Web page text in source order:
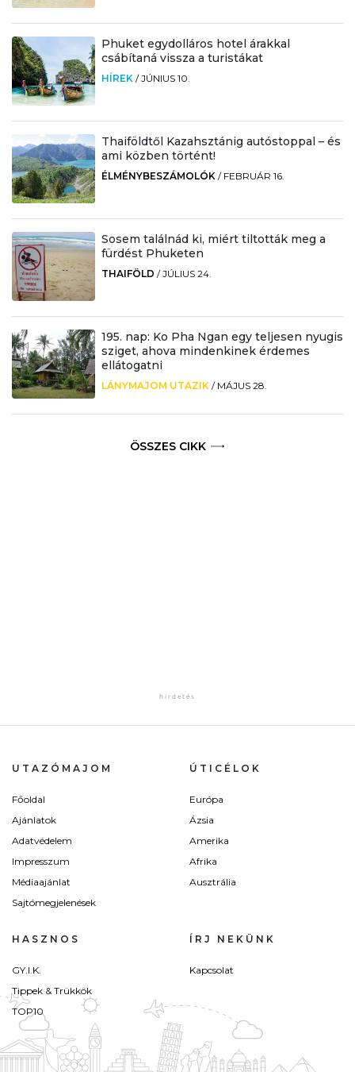
Phuket egydolláros hotel árakkal
csábítaná vissza a turistákat
HÍREK /JÚNIUS 10.
Thaiföldtől Kazahsztánig autóstoppal – és
ami közben történt!
ÉLMÉNYBESZÁMOLÓK / FEBRUÁR 16.
Sosem találnád ki, miért tiltották meg a
fürdést Phuketen
THAIFÖLD /JÚLIUS 24.
195. nap: Ko Pha Ngan egy teljesen nyugis
sziget, ahova mindenkinek érdemes
ellátogatni
LÁNYMAJOM UTAZIK / MÁJUS 28.
ÖSSZES CIKK
UTAZÓMAJOM
Főoldal
Ajánlatok
Adatvédelem
Impresszum
Médiaajánlat
Sajtómegjelenések
ÚTICÉLOK
Európa
Ázsia
Amerika
Afrika
Ausztrália
HASZNOS
GY.I.K.
Tippek & Trükkök
TOP10
ÍRJ NEKÜNK
Kapcsolat